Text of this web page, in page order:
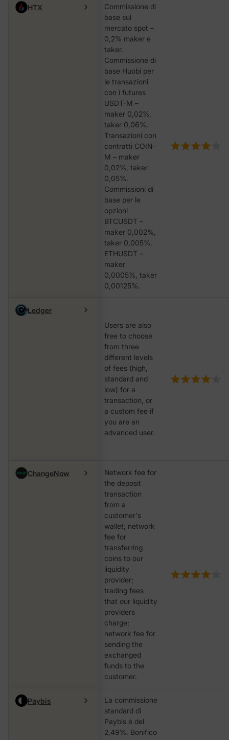
HTX
Commissione di
base sul
mercato spot –
0,2% maker e
taker.
Commissione di
base Huobi per
le transazioni
con i futures
USDT-M –
maker 0,02%,
taker 0,06%.
Transazioni con
contratti COIN-
M – maker
0,02%, taker
0,05%.
Commissioni di
base per le
opzioni
BTCUSDT –
maker 0,002%,
taker 0,005%.
ETHUSDT –
maker
0,0005%, taker
0,00125%.
Ledger
Users are also
free to choose
from three
different levels
of fees (high,
standard and
low) for a
transaction, or
a custom fee if
you are an
advanced user.
ChangeNow
Network fee for
the deposit
transaction
from a
customer's
wallet; network
fee for
transferring
coins to our
liquidity
provider;
trading fees
that our liquidity
providers
charge;
network fee for
sending the
exchanged
funds to the
customer.
Paybis
La commissione
standard di
Paybis è del
2,49%. Bonifico